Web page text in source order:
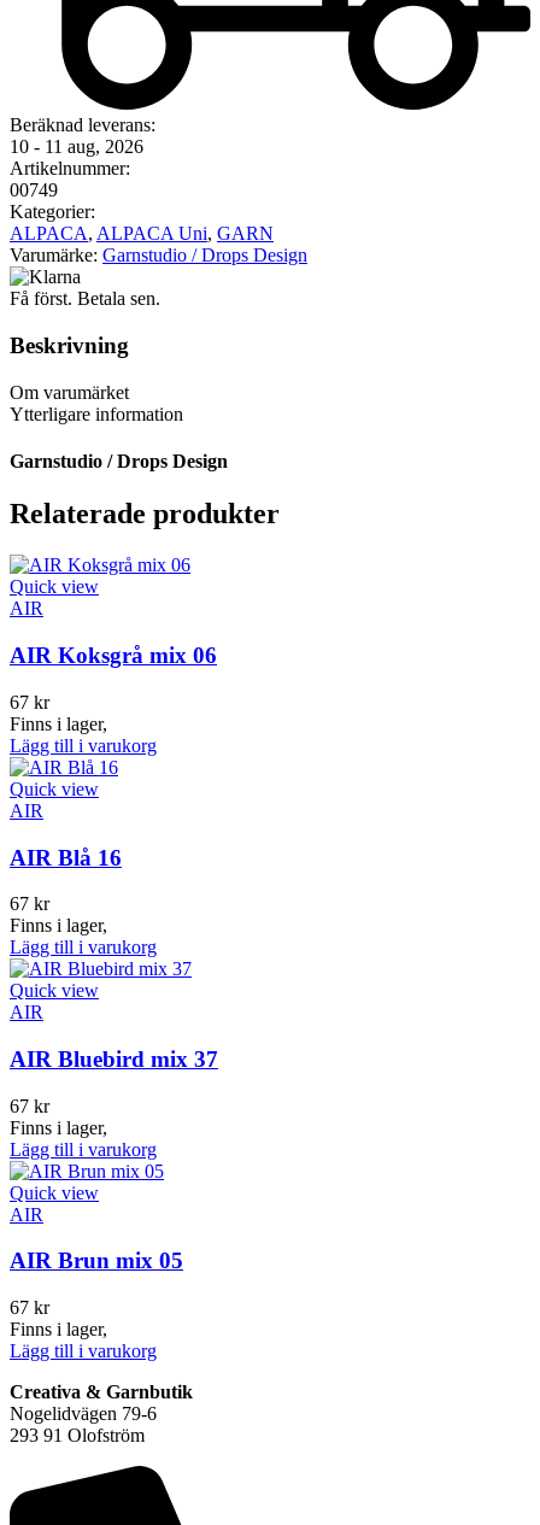
Beräknad leverans:
10 - 11 aug, 2026
Artikelnummer:
00749
Kategorier:
ALPACA, ALPACA Uni, GARN
Varumärke: Garnstudio / Drops Design
Få först. Betala sen.
Beskrivning
Om varumärket
Ytterligare information
Garnstudio / Drops Design
Relaterade produkter
Quick view
AIR
AIR Koksgrå mix 06
67 kr
Finns i lager,
Lägg till i varukorg
Quick view
AIR
AIR Blå 16
67 kr
Finns i lager,
Lägg till i varukorg
Quick view
AIR
AIR Bluebird mix 37
67 kr
Finns i lager,
Lägg till i varukorg
Quick view
AIR
AIR Brun mix 05
67 kr
Finns i lager,
Lägg till i varukorg
Creativa & Garnbutik
Nogelidvägen 79-6
293 91 Olofström